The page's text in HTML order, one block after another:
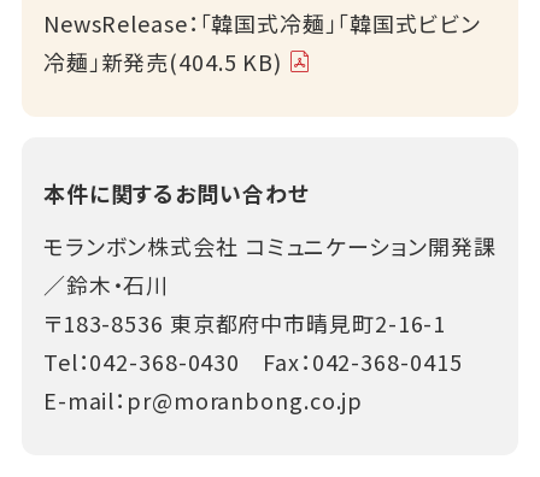
NewsRelease：「韓国式冷麺」「韓国式ビビン
冷麺」新発売(404.5 KB)
本件に関するお問い合わせ
モランボン株式会社 コミュニケーション開発課
／鈴木・石川
〒183-8536 東京都府中市晴見町2-16-1
Tel：042-368-0430 Fax：042-368-0415
E-mail： pr@moranbong.co.jp